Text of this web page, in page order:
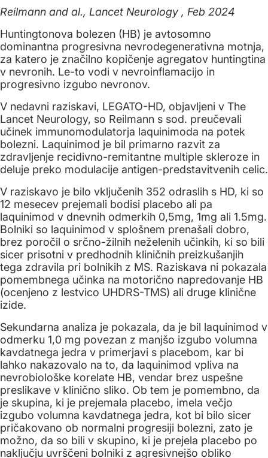
Reilmann and al., Lancet Neurology , Feb 2024
Huntingtonova bolezen (HB) je avtosomno
dominantna progresivna nevrodegenerativna motnja,
za katero je značilno kopičenje agregatov huntingtina
v nevronih. Le-to vodi v nevroinflamacijo in
progresivno izgubo nevronov.
V nedavni raziskavi, LEGATO-HD, objavljeni v The
Lancet Neurology, so Reilmann s sod. preučevali
učinek immunomodulatorja laquinimoda na potek
bolezni. Laquinimod je bil primarno razvit za
zdravljenje recidivno-remitantne multiple skleroze in
deluje preko modulacije antigen-predstavitvenih celic.
V raziskavo je bilo vključenih 352 odraslih s HD, ki so
12 mesecev prejemali bodisi placebo ali pa
laquinimod v dnevnih odmerkih 0,5mg, 1mg ali 1.5mg.
Bolniki so laquinimod v splošnem prenašali dobro,
brez poročil o srčno-žilnih neželenih učinkih, ki so bili
sicer prisotni v predhodnih kliničnih preizkušanjih
tega zdravila pri bolnikih z MS. Raziskava ni pokazala
pomembnega učinka na motorično napredovanje HB
(ocenjeno z lestvico UHDRS-TMS) ali druge klinične
izide.
Sekundarna analiza je pokazala, da je bil laquinimod v
odmerku 1,0 mg povezan z manjšo izgubo volumna
kavdatnega jedra v primerjavi s placebom, kar bi
lahko nakazovalo na to, da laquinimod vpliva na
nevrobiološke korelate HB, vendar brez uspešne
preslikave v klinično sliko. Ob tem je pomembno, da
je skupina, ki je prejemala placebo, imela večjo
izgubo volumna kavdatnega jedra, kot bi bilo sicer
pričakovano ob normalni progresiji bolezni, zato je
možno, da so bili v skupino, ki je prejela placebo po
naključju uvrščeni bolniki z agresivnejšo obliko